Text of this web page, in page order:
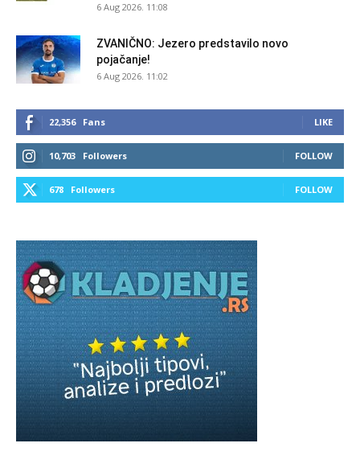
6 Aug 2026. 11:08
ZVANIČNO: Jezero predstavilo novo
pojačanje!
6 Aug 2026. 11:02
22,356 Fans LIKE
10,703 Followers FOLLOW
678 Followers FOLLOW